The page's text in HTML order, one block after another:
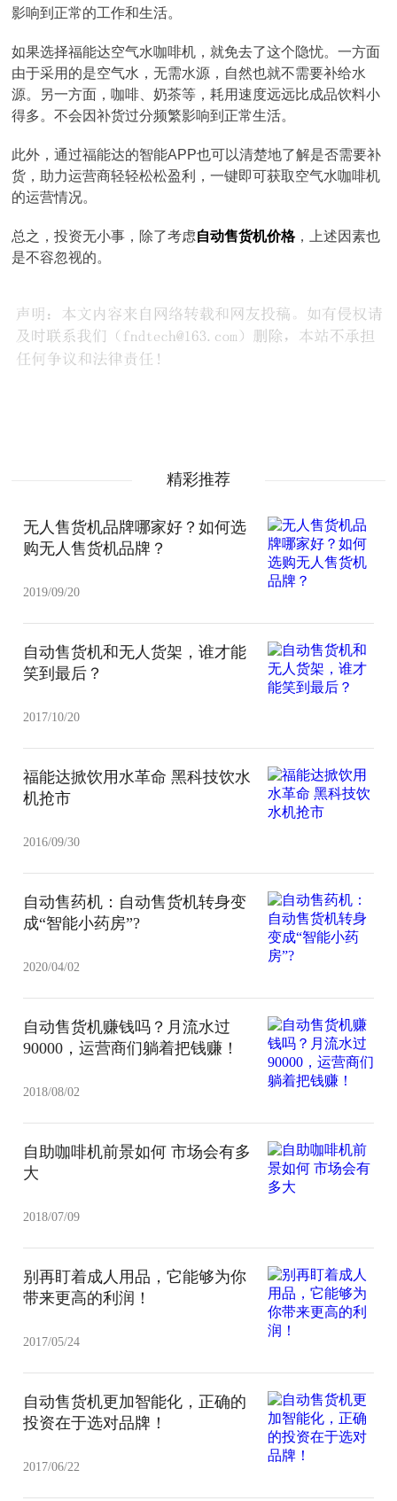
影响到正常的工作和生活。
如果选择福能达空气水咖啡机，就免去了这个隐忧。一方面
由于采用的是空气水，无需水源，自然也就不需要补给水
源。另一方面，咖啡、奶茶等，耗用速度远远比成品饮料小
得多。不会因补货过分频繁影响到正常生活。
此外，通过福能达的智能APP也可以清楚地了解是否需要补
货，助力运营商轻轻松松盈利，一键即可获取空气水咖啡机
的运营情况。
总之，投资无小事，除了考虑自动售货机价格，上述因素也
是不容忽视的。
精彩推荐
无人售货机品牌哪家好？如何选
购无人售货机品牌？
2019/09/20
自动售货机和无人货架，谁才能
笑到最后？
2017/10/20
福能达掀饮用水革命 黑科技饮水
机抢市
2016/09/30
自动售药机：自动售货机转身变
成“智能小药房”?
2020/04/02
自动售货机赚钱吗？月流水过
90000，运营商们躺着把钱赚！
2018/08/02
自助咖啡机前景如何 市场会有多
大
2018/07/09
别再盯着成人用品，它能够为你
带来更高的利润！
2017/05/24
自动售货机更加智能化，正确的
投资在于选对品牌！
2017/06/22